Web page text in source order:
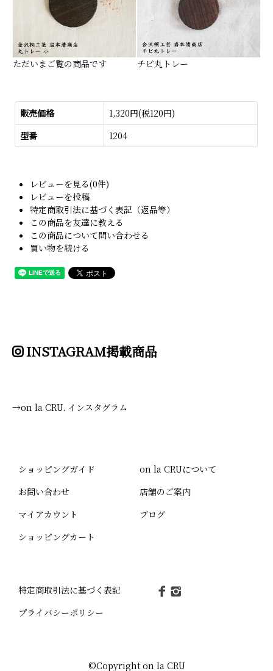
ただいまご覧の商品です チビ丸トレー
販売価格
1,320円(税120円)
型番
1204
レビューを見る(0件)
レビューを投稿
特定商取引法に基づく表記（返品等）
この商品を友達に教える
この商品について問い合わせる
買い物を続ける
INSTAGRAM掲載商品
→on la CRU. インスタグラム
ショッピングガイド
お問い合わせ
マイアカウント
ショッピングカート
on la CRUについて
店舗のご案内
ブログ
特定商取引法に基づく表記
プライバシーポリシー
©Copyright on la CRU